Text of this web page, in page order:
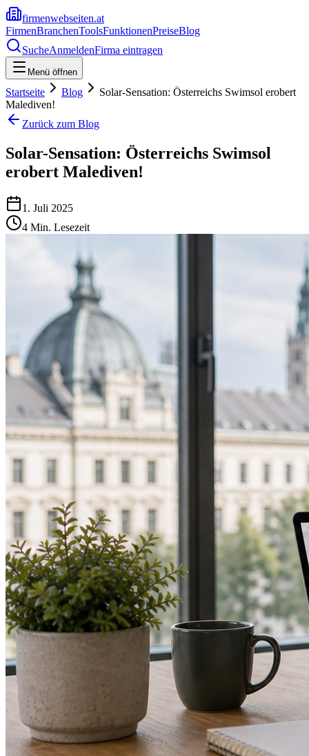
firmenwebseiten.at
FirmenBranchenToolsFunktionenPreiseBlog
SucheAnmeldenFirma eintragen
Menü öffnen
Startseite Blog
Solar-Sensation: Österreichs Swimsol erobert
Malediven!
Zurück zum Blog
Solar-Sensation: Österreichs Swimsol
erobert Malediven!
1. Juli 2025
4 Min. Lesezeit